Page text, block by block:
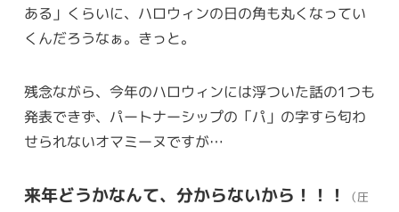
ある」くらいに、ハロウィンの日の角も丸くなってい
くんだろうなぁ。きっと。
残念ながら、今年のハロウィンには浮ついた話の1つも
発表できず、パートナーシップの「パ」の字すら匂わ
せられないオマミーヌですが…
来年どうかなんて、分からないから！！！
（圧